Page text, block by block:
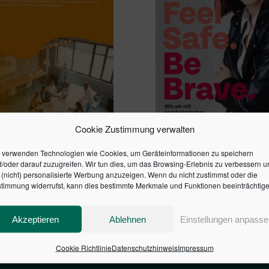
Cookie Zustimmung verwalten
verwenden Technologien wie Cookies, um Geräteinformationen zu speichern
oder darauf zuzugreifen. Wir tun dies, um das Browsing-Erlebnis zu verbessern
personalisierte Werbung anzuzeigen. Wenn du nicht zustimmst oder die
widerrufst, kann dies bestimmte Merkmale und Funktionen
Akzeptieren Ablehnen Einstellungen
Cookie RichtlinieDatenschutzhinweisImpressum
FÜR PRAKTIKER FEEL SAFE. BE BRAVE.
24,00€